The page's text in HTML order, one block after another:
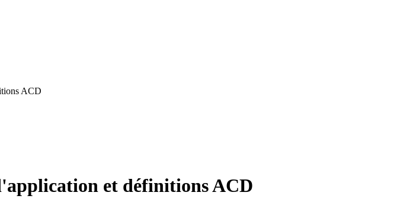
ACD
et définitions ACD